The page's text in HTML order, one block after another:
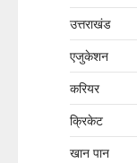
उत्तराखंड
एजुकेशन
करियर
क्रिकेट
खान पान